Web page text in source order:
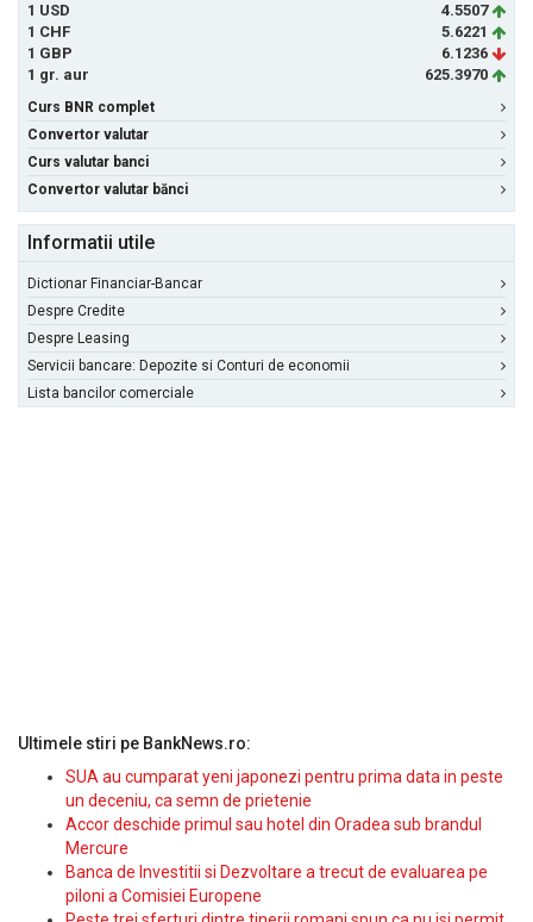
1 USD
4.5507
1 CHF
5.6221
1 GBP
6.1236
1 gr. aur
625.3970
Curs BNR complet
Convertor valutar
Curs valutar banci
Convertor valutar bănci
Informatii utile
Dictionar Financiar-Bancar
Despre Credite
Despre Leasing
Servicii bancare: Depozite si Conturi de economii
Lista bancilor comerciale
Ultimele stiri pe BankNews.ro:
SUA au cumparat yeni japonezi pentru prima data in peste
un deceniu, ca semn de prietenie
Accor deschide primul sau hotel din Oradea sub brandul
Mercure
Banca de Investitii si Dezvoltare a trecut de evaluarea pe
piloni a Comisiei Europene